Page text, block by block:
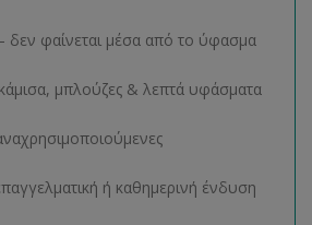
δεν φαίνεται μέσα από το ύφασμα
μπλούζες & λεπτά υφάσματα
ή καθημερινή ένδυση